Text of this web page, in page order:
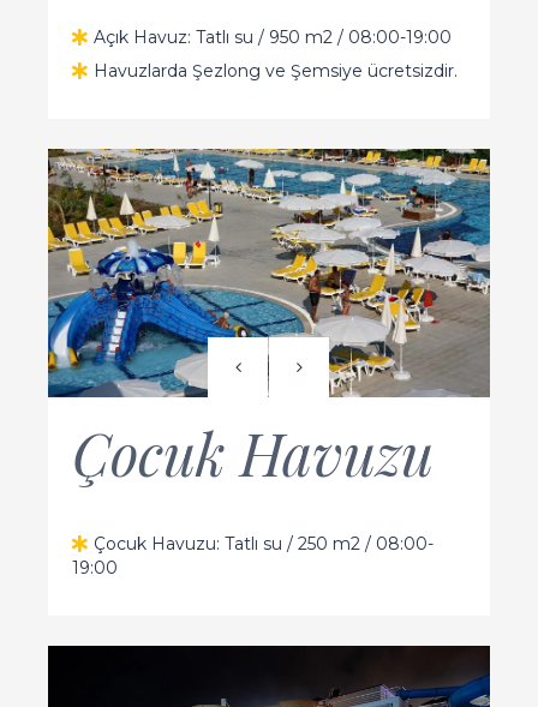
Açık Havuz: Tatlı su / 950 m2 / 08:00-19:00
Havuzlarda Şezlong ve Şemsiye ücretsizdir.
Çocuk Havuzu
Çocuk Havuzu: Tatlı su / 250 m2 / 08:00-
19:00